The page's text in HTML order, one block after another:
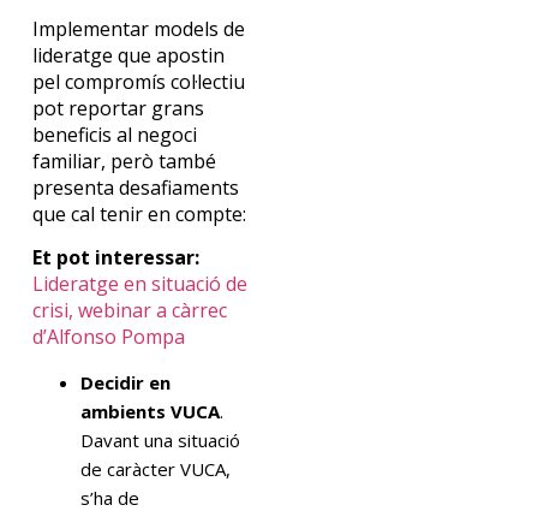
Implementar models de
lideratge que apostin
pel compromís col·lectiu
pot reportar grans
beneficis al negoci
familiar, però també
presenta desafiaments
que cal tenir en compte:
Et pot interessar:
Lideratge en situació de
crisi, webinar a càrrec
d’Alfonso Pompa
Decidir en
ambients VUCA.
Davant una situació
de caràcter VUCA,
s’ha de